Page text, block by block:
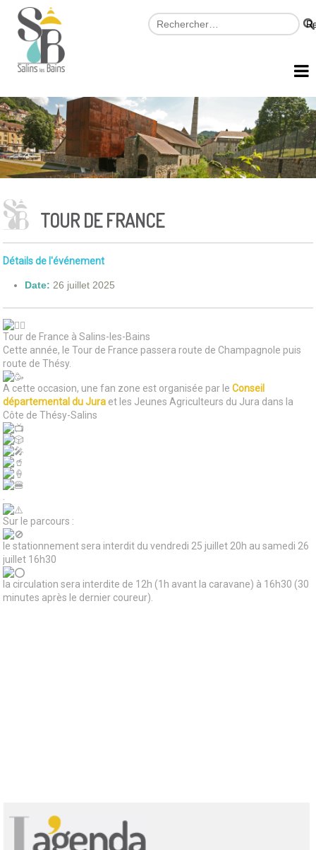
TOUR DE FRANCE
Détails de l'événement
Date: 26 juillet 2025
Tour de France à Salins-les-Bains
Cette année, le Tour de France passera route de Champagnole puis
route de Thésy.
A cette occasion, une fan zone est organisée par leConseil
départemental du Jura et les Jeunes Agriculteurs du Jura dans la
Côte de Thésy-Salins
Sur le parcours :
le stationnement sera interdit du vendredi 25 juillet 20h au samedi 26
juillet 16h30
la circulation sera interdite de 12h (1h avant la caravane) à 16h30 (30
minutes après le dernier coureur).